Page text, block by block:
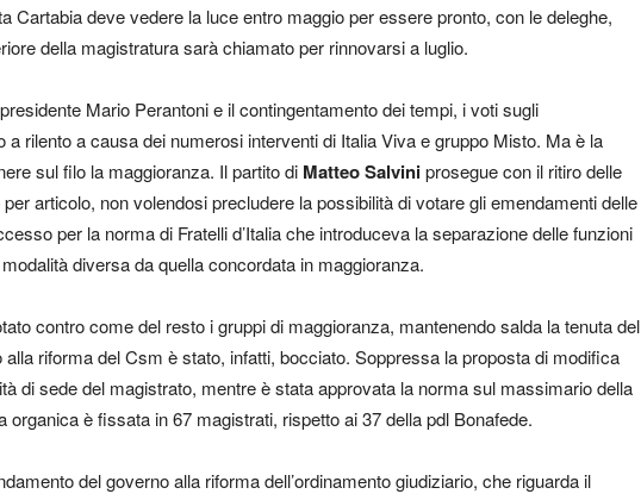
Cartabia deve vedere la luce entro maggio per essere pronto, con le deleghe,
della magistratura sarà chiamato per rinnovarsi a luglio.
Mario Perantoni e il contingentamento dei tempi, i voti sugli
a rilento a causa dei numerosi interventi di Italia Viva e gruppo Misto. Ma è la
sul filo la maggioranza. Il partito di Matteo Salviniprosegue con il ritiro delle
articolo, non volendosi precludere la possibilità di votare gli emendamenti delle
per la norma di Fratelli d’Italia che introduceva la separazione delle funzioni
diversa da quella concordata in maggioranza.
contro come del resto i gruppi di maggioranza, mantenendo salda la tenuta del
alla riforma del Csm è stato, infatti, bocciato. Soppressa la proposta di modifica
di sede del magistrato, mentre è stata approvata la norma sul massimario della
organica è fissata in 67 magistrati, rispetto ai 37 della pdl Bonafede.
del governo alla riforma dell’ordinamento giudiziario, che riguarda il